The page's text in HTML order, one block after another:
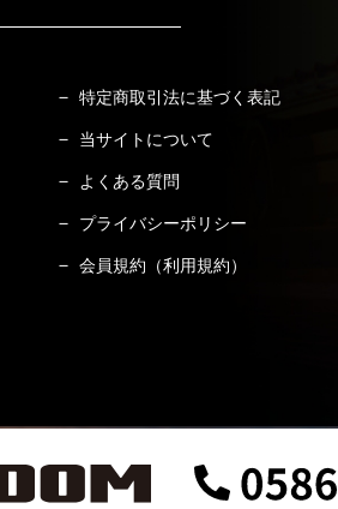
特定商取引法に基づく表記
当サイトについて
よくある質問
プライバシーポリシー
会員規約（利用規約）